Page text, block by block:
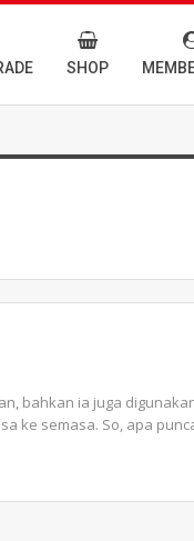
SHOP
bahkan ia juga
ke semasa. So, apa